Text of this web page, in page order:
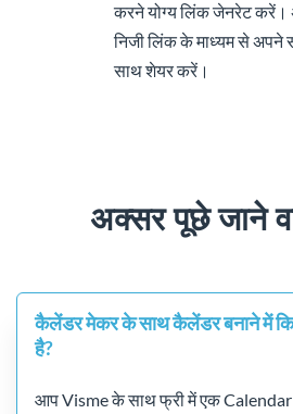
करने योग्य लिंक जेनरेट करें।
निजी लिंक के माध्यम से अपने
साथ शेयर करें।
अक्सर पूछे जाने
कैलेंडर मेकर के साथ कैलेंडर बनाने में
है?
आप Visme के साथ फ्री में एक